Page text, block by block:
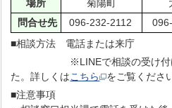
場所
菊陽町
問合せ先
096-232-2112
■相談方法 電話または来庁
※LINEで相談の受け付けが
た。詳しくはこちら
をご覧くださ
■注意事項